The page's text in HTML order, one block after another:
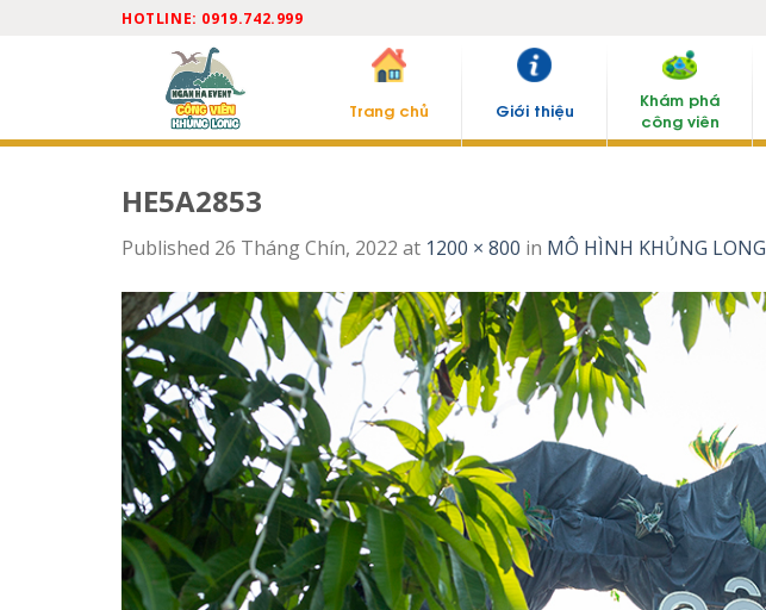
HOTLINE: 0919.742.999
Trang chủ Giới thiệu
Khám phá
công viên
HE5A2853
Published 26 Tháng Chín, 2022 at 1200 × 800 in MÔ HÌNH KHỦNG LONG